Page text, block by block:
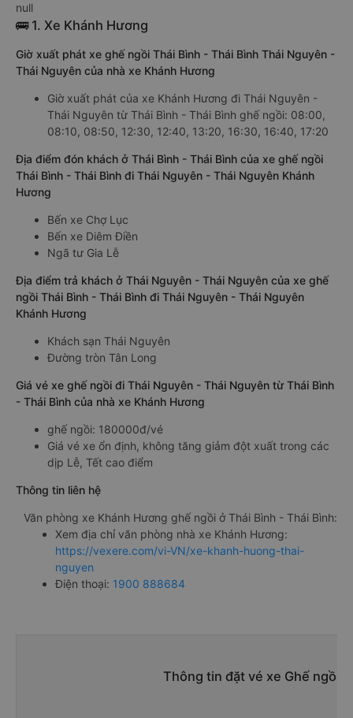
null
🚌 1. Xe Khánh Hương
Giờ xuất phát xe ghế ngồi Thái Bình - Thái Bình Thái Nguyên -
Thái Nguyên của nhà xe Khánh Hương
Giờ xuất phát của xe Khánh Hương đi Thái Nguyên -
Thái Nguyên từ Thái Bình - Thái Bình ghế ngồi: 08:00,
08:10, 08:50, 12:30, 12:40, 13:20, 16:30, 16:40, 17:20
Địa điểm đón khách ở Thái Bình - Thái Bình của xe ghế ngồi
Thái Bình - Thái Bình đi Thái Nguyên - Thái Nguyên Khánh
Hương
Bến xe Chợ Lục
Bến xe Diêm Điền
Ngã tư Gia Lễ
Địa điểm trả khách ở Thái Nguyên - Thái Nguyên của xe ghế
ngồi Thái Bình - Thái Bình đi Thái Nguyên - Thái Nguyên
Khánh Hương
Khách sạn Thái Nguyên
Đường tròn Tân Long
Giá vé xe ghế ngồi đi Thái Nguyên - Thái Nguyên từ Thái Bình
- Thái Bình của nhà xe Khánh Hương
ghế ngồi: 180000đ/vé
Giá vé xe ổn định, không tăng giảm đột xuất trong các
dịp Lễ, Tết cao điểm
Thông tin liên hệ
Văn phòng xe Khánh Hương ghế ngồi ở Thái Bình - Thái Bình:
Xem địa chỉ văn phòng nhà xe Khánh Hương:
https://vexere.com/vi-VN/xe-khanh-huong-thai-
nguyen
Điện thoại: 1900 888684
Thông tin đặt vé xe Ghế ngồi